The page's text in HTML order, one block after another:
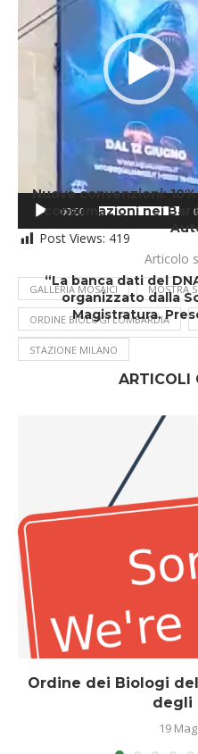
00:00
Post Views: 419
GALLERIA MOSAICI MOSTRA
ORDINE BIOLOGI LOMBARDIA
STAZIONE MILANO
Articolo
Nuove convenzioni:
consumazioni nei Bar
Articolo
“La banca dati del
organizzato dalla
Magistratura.
ARTICOLI
Ordine dei Biologi
degli
19